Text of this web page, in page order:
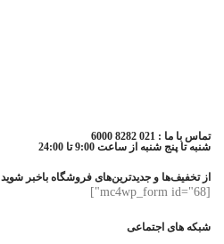
تماس با ما : 021 8282 6000
شنبه تا پنج شنبه از ساعت 9:00 تا 24:00
از تخفیف‌ها و جدیدترین‌های فروشگاه باخبر شوید
[mc4wp_form id="68"]
شبکه های اجتماعی